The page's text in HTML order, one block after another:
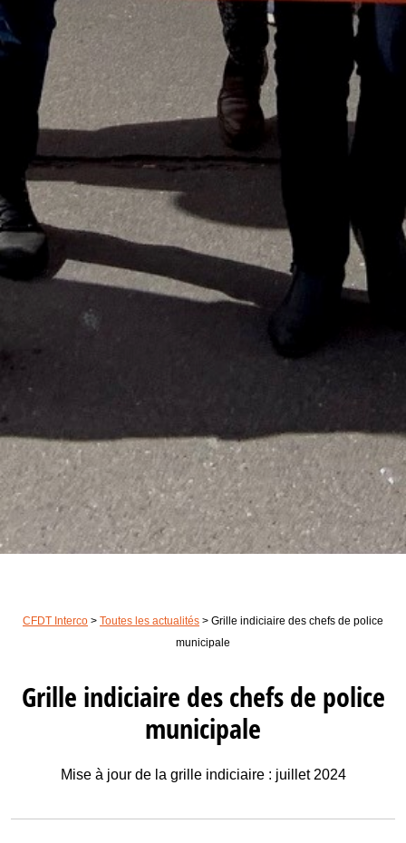
CFDT Interco > Toutes les actualités > Grille indiciaire des chefs de police
municipale
Grille indiciaire des chefs de police
municipale
Mise à jour de la grille indiciaire : juillet 2024